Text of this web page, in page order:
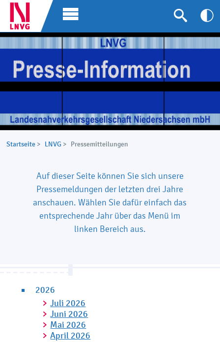
Startseite > LNVG > Pressemitteilungen
Auf dieser Seite können Sie sich unsere
Pressemeldungen der letzten drei Jahre
anschauen. Wählen Sie dafür einfach das
entsprechende Jahr über das Menü im
linken Bereich aus.
2026
Juli 2026
Juni 2026
Mai 2026
April 2026